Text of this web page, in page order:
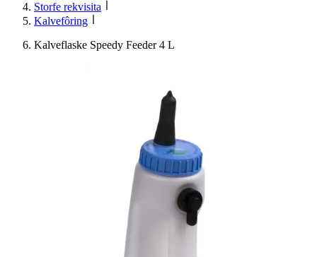
Storfe rekvisita
Kalvefôring
Kalveflaske Speedy Feeder 4 L